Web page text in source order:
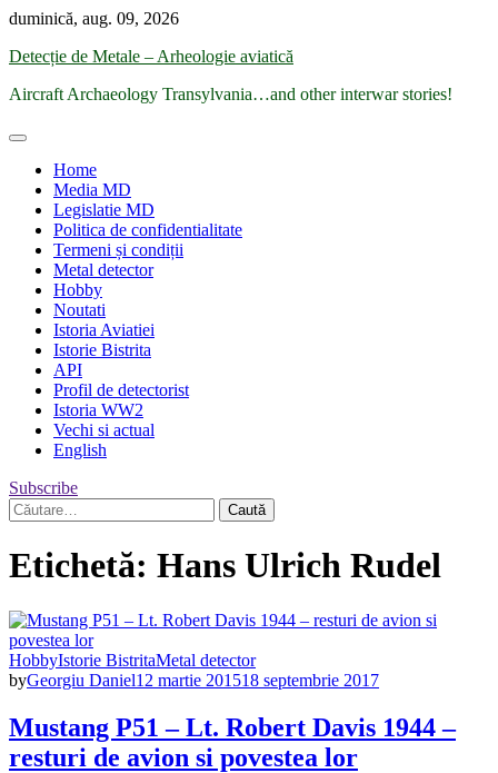
Skip
content
duminică, aug. 09, 2026
Detecție de Metale – Arheologie aviatică
Aircraft Archaeology Transylvania…and other interwar stories!
Home
Media MD
Legislatie MD
Politica de confidentialitate
Termeni și condiții
Metal detector
Hobby
Noutati
Istoria Aviatiei
Istorie Bistrita
API
Profil de detectorist
Istoria WW2
Vechi si actual
English
Subscribe
Caută
după:
Etichetă: Hans Ulrich Rudel
HobbyIstorie BistritaMetal detector
byGeorgiu Daniel12 martie 201518 septembrie 2017
Mustang P51 – Lt. Robert Davis 1944 –
resturi de avion si povestea lor